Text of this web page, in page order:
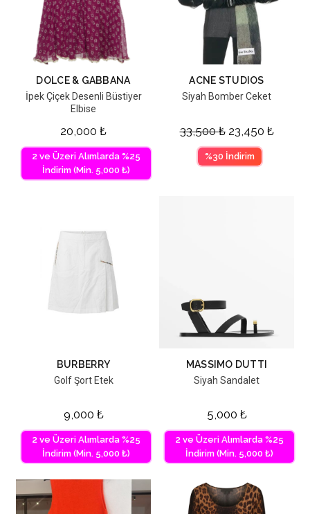
DOLCE & GABBANA
İpek Çiçek Desenli Büstiyer
Elbise
20,000 ₺
2 ve Üzeri Alımlarda %25
İndirim (Min. 5,000 ₺)
ACNE STUDIOS
Siyah Bomber Ceket
33,500₺ 23,450 ₺
%30 İndirim
BURBERRY
Golf Şort Etek
9,000 ₺
2 ve Üzeri Alımlarda %25
İndirim (Min. 5,000 ₺)
MASSIMO DUTTI
Siyah Sandalet
5,000 ₺
2 ve Üzeri Alımlarda %25
İndirim (Min. 5,000 ₺)